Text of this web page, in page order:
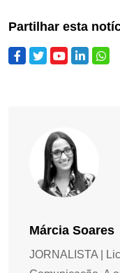
Partilhar esta
Márcia Soares
JORNALISTA |